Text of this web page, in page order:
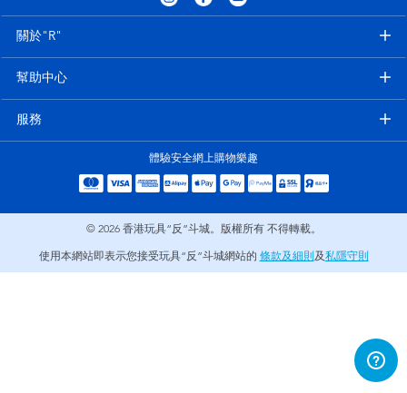
益智學習玩具
戶外及運動用品
角色扮演及造型系列
LeapFrog跳跳蛙
Globber高樂寶
關於"R"
幫助中心
服務
體驗安全網上購物樂趣
© 2026 香港玩具“反”斗城。版權所有 不得轉載。
使用本網站即表示您接受玩具“反”斗城網站的 條款及細則 及私隱守則